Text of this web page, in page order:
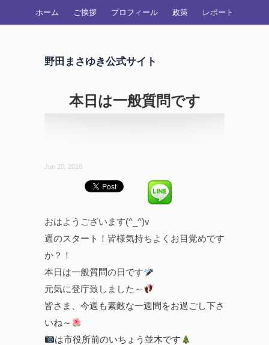
ホーム ご挨拶 プロフィール 政策 レポート
野田まさゆき公式サイト
本日は一般質問です
Jun 20, 2016
おはようございます(^_^)v
週のスタート！皆様気持ちよくお目覚めです
か？！
本日は一般質問の日です
元気に登庁致しました～
皆さま、今週も素敵な一週間をお過ごし下さ
いね～
は市役所前のいちょう並木です